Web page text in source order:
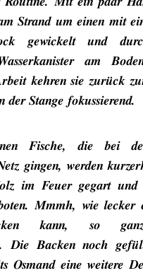
Strand um einen mit
gewickelt und
am
kehren sie zurück
der Stange fokussierend.
Fische, die bei
gingen, werden
im Feuer gegart und
Mmmh, wie lecker
kann, so
Die Backen noch
Osmand eine weitere